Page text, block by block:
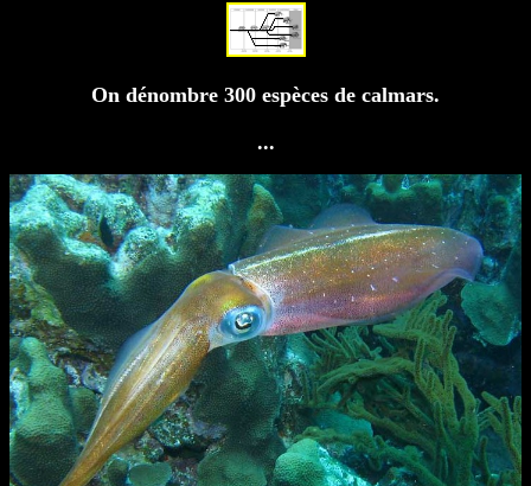
On dénombre 300 espèces de calmars.
...